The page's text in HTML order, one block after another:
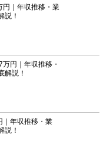
円｜年収推移・業
説！
万円｜年収推移・
解説！
｜年収推移・業
説！